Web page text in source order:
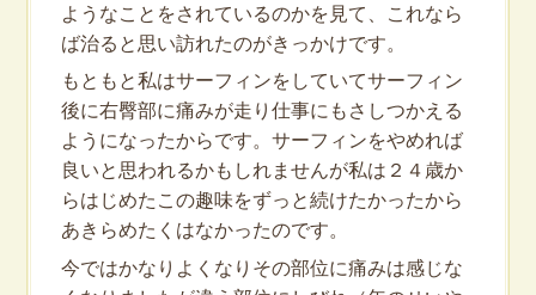
ようなことをされているのかを見て、これなら
ば治ると思い訪れたのがきっかけです。
もともと私はサーフィンをしていてサーフィン
後に右臀部に痛みが走り仕事にもさしつかえる
ようになったからです。サーフィンをやめれば
良いと思われるかもしれませんが私は２４歳か
らはじめたこの趣味をずっと続けたかったから
あきらめたくはなかったのです。
今ではかなりよくなりその部位に痛みは感じな